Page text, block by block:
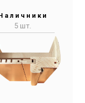
5 шт.